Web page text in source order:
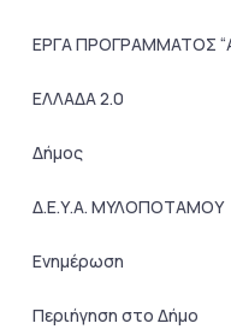
ΕΡΓΑ ΠΡΟΓΡΑΜΜΑΤΟΣ
ΕΛΛΑΔΑ 2.0
Δήμος
Δ.Ε.Υ.Α. ΜΥΛΟΠΟΤΑΜΟΥ
Ενημέρωση
Περιήγηση στο Δήμο